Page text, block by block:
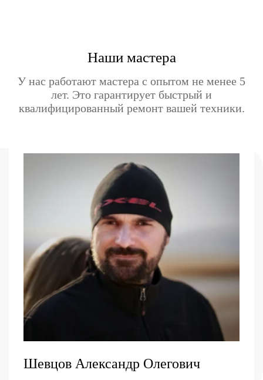
Наши мастера
У нас работают мастера с опытом не менее 5
лет. Это гарантирует быстрый и
квалифицированный ремонт вашей техники.
Шевцов Александр Олегович